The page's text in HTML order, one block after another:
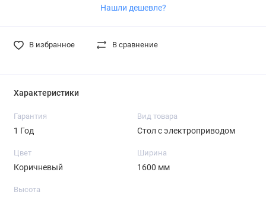
Нашли дешевле?
В избранное В сравнение
Характеристики
Гарантия
1 Год
Вид товара
Стол с электроприводом
Цвет
Коричневый
Ширина
1600 мм
Высота